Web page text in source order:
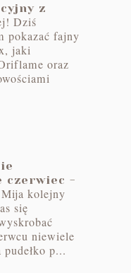
z
Dziś
pokazać fajny
jaki
oraz
czerwiec -
Mija kolejny
się
niewiele
p...